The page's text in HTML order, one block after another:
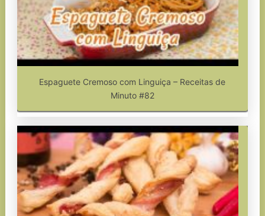
Espaguete Cremoso com Linguiça – Receitas de
Minuto #82